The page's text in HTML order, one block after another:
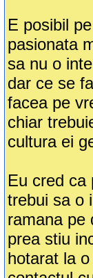
E posibil
pasionata
sa nu o
dar ce se
facea pe
chiar
cultura ei
Eu cred ca
trebui sa o
ramana pe
prea stiu
hotarat la